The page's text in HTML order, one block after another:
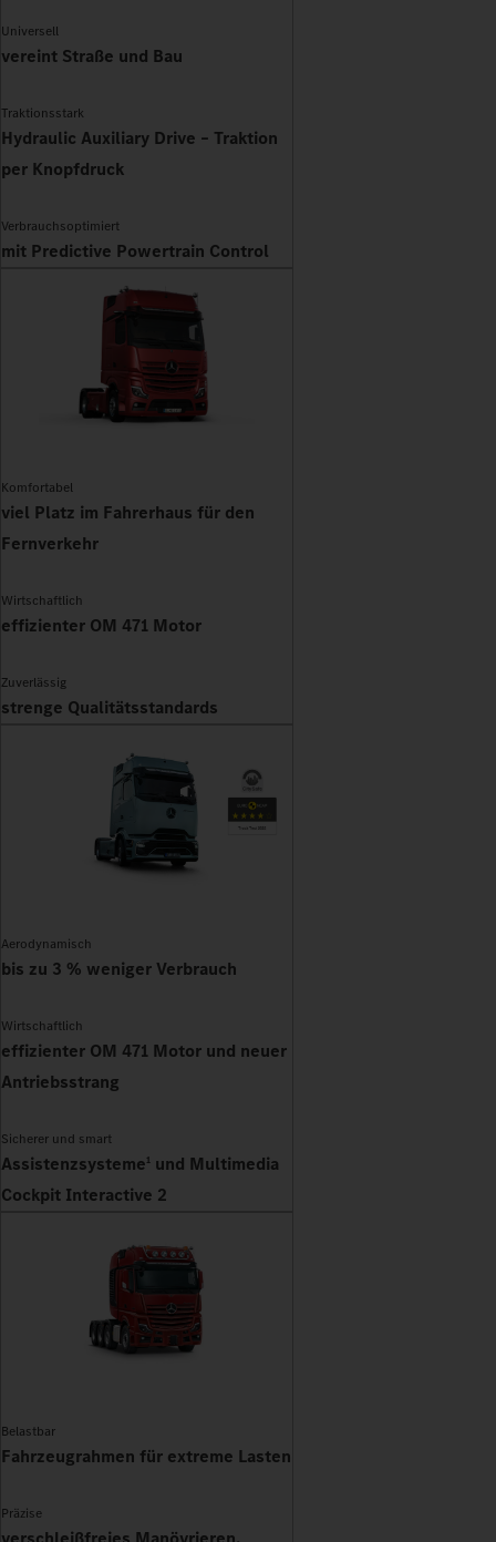
Universell
vereint Straße und Bau
Traktionsstark
Hydraulic Auxiliary Drive – Traktion
per Knopfdruck
Verbrauchsoptimiert
mit Predictive Powertrain Control
Komfortabel
viel Platz im Fahrerhaus für den
Fernverkehr
Wirtschaftlich
effizienter OM 471 Motor
Zuverlässig
strenge Qualitätsstandards
Aerodynamisch
bis zu 3 % weniger Verbrauch
Wirtschaftlich
effizienter OM 471 Motor und neuer
Antriebsstrang
Sicherer und smart
Assistenzsysteme1 und Multimedia
Cockpit Interactive 2
Belastbar
Fahrzeugrahmen für extreme Lasten
Präzise